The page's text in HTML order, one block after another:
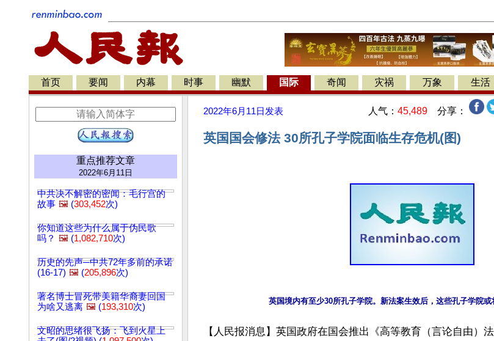
首页 要闻 内幕 时事 幽默 国际 奇闻 灾祸 万象 生活
重点推荐文章
2022年6月11日
中共决不解密的密闻：毛行宫的
故事 🖼️ (303,452次)
你知道这些为什么属于伪民歌
吗？ 🖼️ (1,082,710次)
历史的先声─中共72年多前的承诺
(16-17) 🖼️ (205,896次)
著名博士冒死带美籍华裔妻回国
为啥又逃离 🖼️ (193,310次)
文昭的思绪很飞扬：飞到火星上
2022年6月11日 发表 人气： 45,489 分享：
英国国会修法 30所孔子学院面临生存危机(图)
【人民报消息】英国政府在国会推出《高等教育（言论自由）